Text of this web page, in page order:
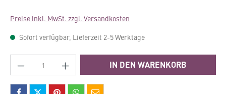
Preise inkl. MwSt. zzgl. Versandkosten
Sofort verfügbar, Lieferzeit 2-5 Werktage
Produkt Anzahl: Gib den gewünschten
IN DEN WARENKORB